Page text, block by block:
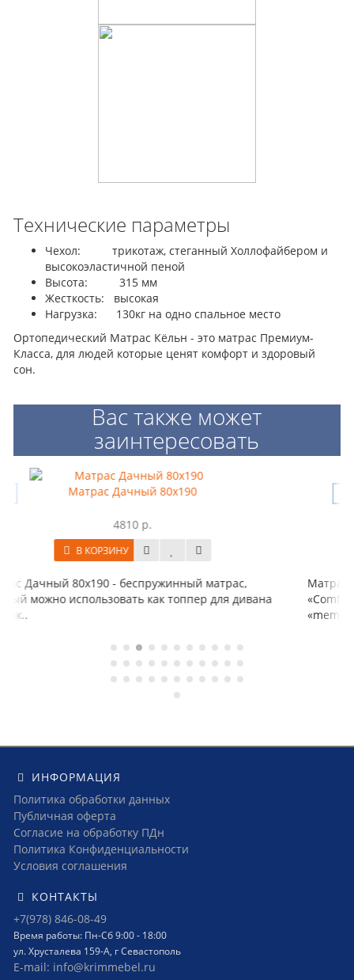
Технические параметры
Чехол: трикотаж, стеганный Холлофайбером и
высокоэластичной пеной
Высота: 315 мм
Жесткость: высокая
Нагрузка: 130кг на одно спальное место
Ортопедический Матрас Кёльн - это матрас Премиум-
Класса, для людей которые ценят комфорт и здоровый
сон.
Вас также может
заинтересовать
матрас,
для дивана
Матрас Аризона
Матрас АРИЗОНА это уникальное
«ComfoTex» ,инновационной пены с
ИНФОРМАЦИЯ
Политика обработки данных
Публичная оферта
Согласие на обработку ПДн
Политика Конфиденциальности
Условия соглашения
КОНТАКТЫ
+7(978) 846-08-49
Время работы: Пн-Сб 9:00 - 18:00
ул. Хрусталева 159-А, г Севастополь
E-mail: info@krimmebel.ru